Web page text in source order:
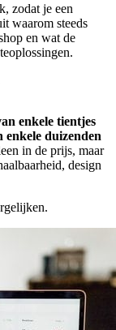
zodat je een
waarom steeds
en wat de
enkele tientjes
enkele duizenden
in de prijs, maar
design